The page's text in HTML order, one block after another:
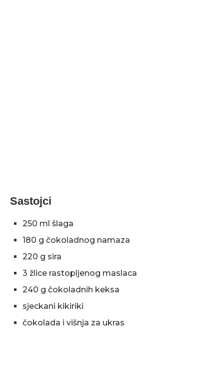
Sastojci
250 ml šlaga
180 g čokoladnog namaza
220 g sira
3 žlice rastopljenog maslaca
240 g čokoladnih keksa
sjeckani kikiriki
čokolada i višnja za ukras